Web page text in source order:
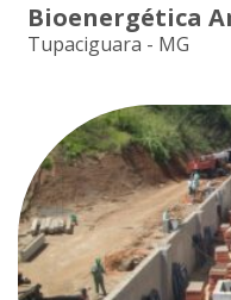
Bioenergética
Tupaciguara - MG